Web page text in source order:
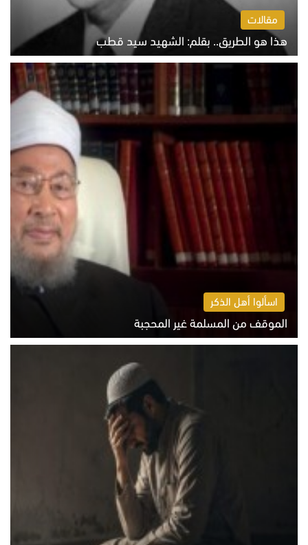
مقالات
هذا هو الطريق.. بقلم: الشهيد سيد قطب
الخميس 6 أغسطس 2026 10:52 ص
اسألوا أهل الذكر
الموقف من المسلمة غير المحجبة
الخميس 6 أغسطس 2026 10:45 ص